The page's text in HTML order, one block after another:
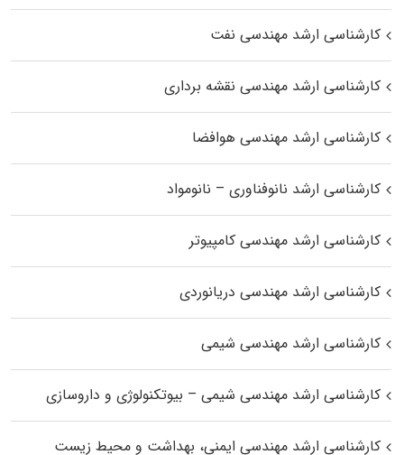
کارشناسی ارشد مهندسی نفت
کارشناسی ارشد مهندسی نقشه برداری
کارشناسی ارشد مهندسی هوافضا
کارشناسی ارشد نانوفناوری – نانومواد
کارشناسی ارشد مهندسی کامپیوتر
کارشناسی ارشد مهندسی دریانوردی
کارشناسی ارشد مهندسی شیمی
کارشناسی ارشد مهندسی شیمی – بیوتکنولوژی و داروسازی
کارشناسی ارشد مهندسی ایمنی، بهداشت و محیط زیست